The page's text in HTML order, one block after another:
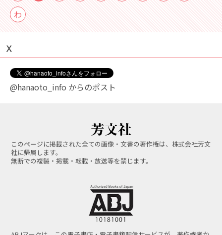
わ
Ｘ
@hanaoto_info からのポスト
このページに掲載された全ての画像・文書の著作権は、株式会社芳文
社に帰属します。
無断での複製・掲載・転載・放送等を禁じます。